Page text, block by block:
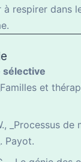
à respirer dans
sélective
et
_Processus de
Payot.